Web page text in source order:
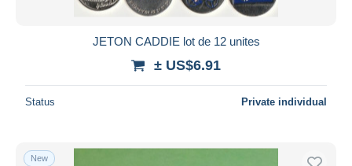
JETON CADDIE lot de 12 unites
± US$6.91
Status Private individual
New